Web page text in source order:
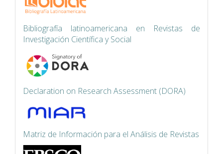
Bibliografía latinoamericana en Revistas de
Investigación Científica y Social
Declaration on Research Assessment (DORA)
Matriz de Información para el Análisis de Revistas